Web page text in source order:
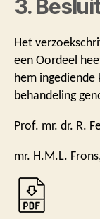
3.
Het
een Oordeel
hem
behandeling
Prof. mr. dr. R.
mr. H.M.L.